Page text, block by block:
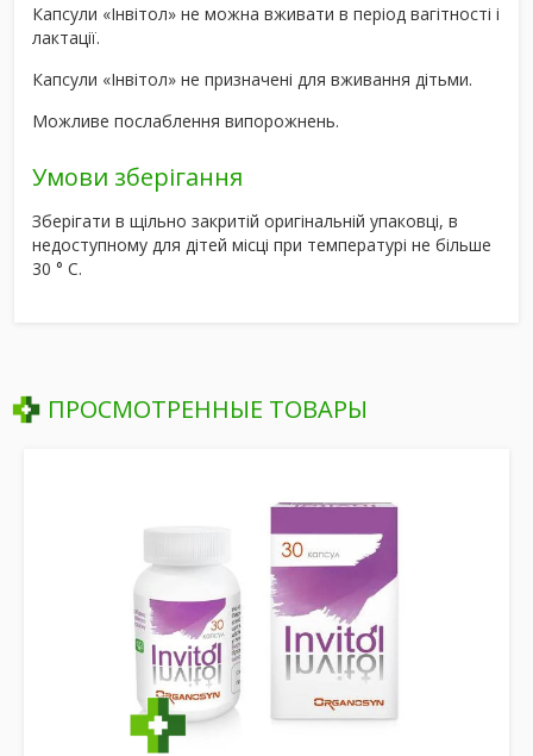
Капсули «Інвітол» не можна вживати в період вагітності і
лактації.
Капсули «Інвітол» не призначені для вживання дітьми.
Можливе послаблення випорожнень.
Умови зберігання
Зберігати в щільно закритій оригінальній упаковці, в
недоступному для дітей місці при температурі не більше
30 ° С.
ПРОСМОТРЕННЫЕ ТОВАРЫ